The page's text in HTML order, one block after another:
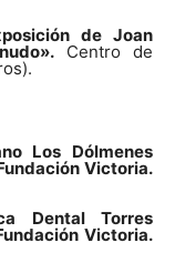
de Joan
Centro de
Los Dólmenes
Victoria.
Dental Torres
Victoria.